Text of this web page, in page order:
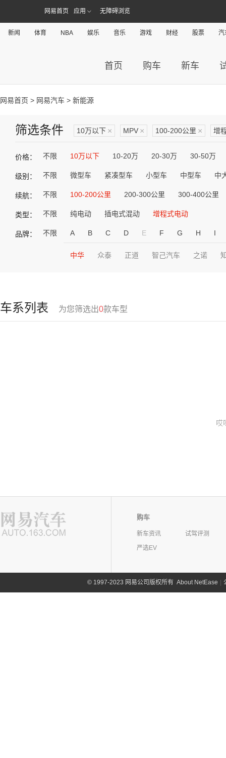
网易首页 应用 无障碍浏览
新闻 体育 NBA 娱乐 音乐 游戏 财经 股票 汽
首页 购车 新车
网易首页 > 网易汽车 > 新能源
筛选条件 10万以下 × MPV × 100-200公里 × 增
价格： 不限 10万以下 10-20万 20-30万 30-50万
级别： 不限 微型车 紧凑型车 小型车 中型车 中
续航： 不限 100-200公里 200-300公里 300-400公里
类型： 不限 纯电动 插电式混动 增程式电动
品牌： 不限 A B C D E F G H I
中华 众泰 正道 智己汽车 之诺
车系列表 为您筛选出0款车型
哎
购车
新车资讯
试驾评测
严选EV
©1997-2023 网易公司版权所有 About NetEase